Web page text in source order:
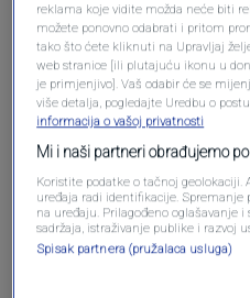
reklama koje vidite možda neće biti
možete ponovno odabrati i pritom
tako što ćete kliknuti na Upravljaj
web stranice [ili plutajuću ikonu u
je primjenjivo]. Vaš odabir će se
više detalja, pogledajte Uredbu o
informacija o vašoj privatnosti
Mi i naši partneri obrađujemo
Koristite podatke o tačnoj
uređaja radi identifikacije.
na uređaju. Prilagođeno oglašavanje
sadržaja, istraživanje publike i razvoj
Spisak partnera (pružalaca usluga)